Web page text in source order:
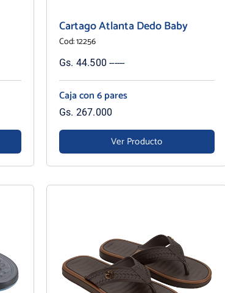
Cartago Atlanta Dedo Baby
Cod: 12256
Gs. 44.500 ------
Caja con 6 pares
Gs. 267.000
Ver Producto